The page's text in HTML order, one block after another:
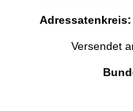
Adressatenkreis:
Versendet